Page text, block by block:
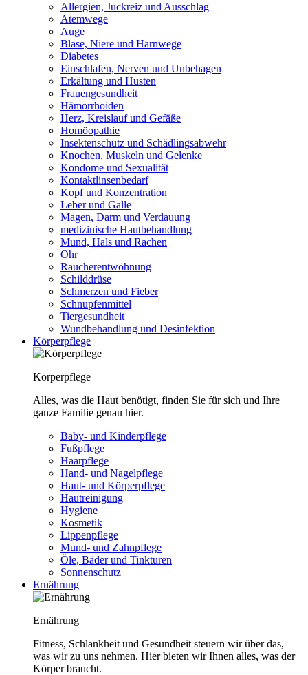
Allergien, Juckreiz und Ausschlag
Atemwege
Auge
Blase, Niere und Harnwege
Diabetes
Einschlafen, Nerven und Unbehagen
Erkältung und Husten
Frauengesundheit
Hämorrhoiden
Herz, Kreislauf und Gefäße
Homöopathie
Insektenschutz und Schädlingsabwehr
Knochen, Muskeln und Gelenke
Kondome und Sexualität
Kontaktlinsenbedarf
Kopf und Konzentration
Leber und Galle
Magen, Darm und Verdauung
medizinische Hautbehandlung
Mund, Hals und Rachen
Ohr
Raucherentwöhnung
Schilddrüse
Schmerzen und Fieber
Schnupfenmittel
Tiergesundheit
Wundbehandlung und Desinfektion
Körperpflege
Körperpflege
Alles, was die Haut benötigt, finden Sie für sich und Ihre
ganze Familie genau hier.
Baby- und Kinderpflege
Fußpflege
Haarpflege
Hand- und Nagelpflege
Haut- und Körperpflege
Hautreinigung
Hygiene
Kosmetik
Lippenpflege
Mund- und Zahnpflege
Öle, Bäder und Tinkturen
Sonnenschutz
Ernährung
Ernährung
Fitness, Schlankheit und Gesundheit steuern wir über das,
was wir zu uns nehmen. Hier bieten wir Ihnen alles, was der
Körper braucht.